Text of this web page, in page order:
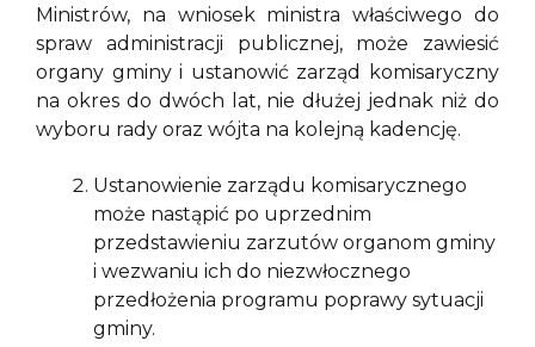
Ministrów, na wniosek ministra właściwego do
spraw administracji publicznej, może zawiesić
organy gminy i ustanowić zarząd komisaryczny
na okres do dwóch lat, nie dłużej jednak niż do
wyboru rady oraz wójta na kolejną kadencję.
Ustanowienie zarządu komisarycznego
może nastąpić po uprzednim
przedstawieniu zarzutów organom gminy
i wezwaniu ich do niezwłocznego
przedłożenia programu poprawy sytuacji
gminy.